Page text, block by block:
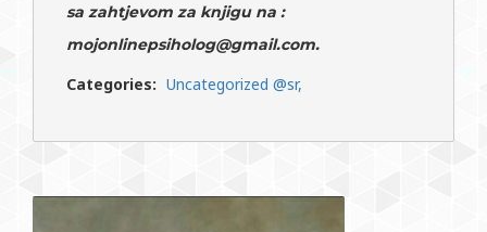
sa zahtjevom za knjigu na :
mojonlinepsiholog@gmail.com.
Categories: Uncategorized @sr